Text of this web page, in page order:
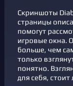
Скриншоты
страницы
помогут
игровые окна.
больше, чем
только
понятно.
для себя,